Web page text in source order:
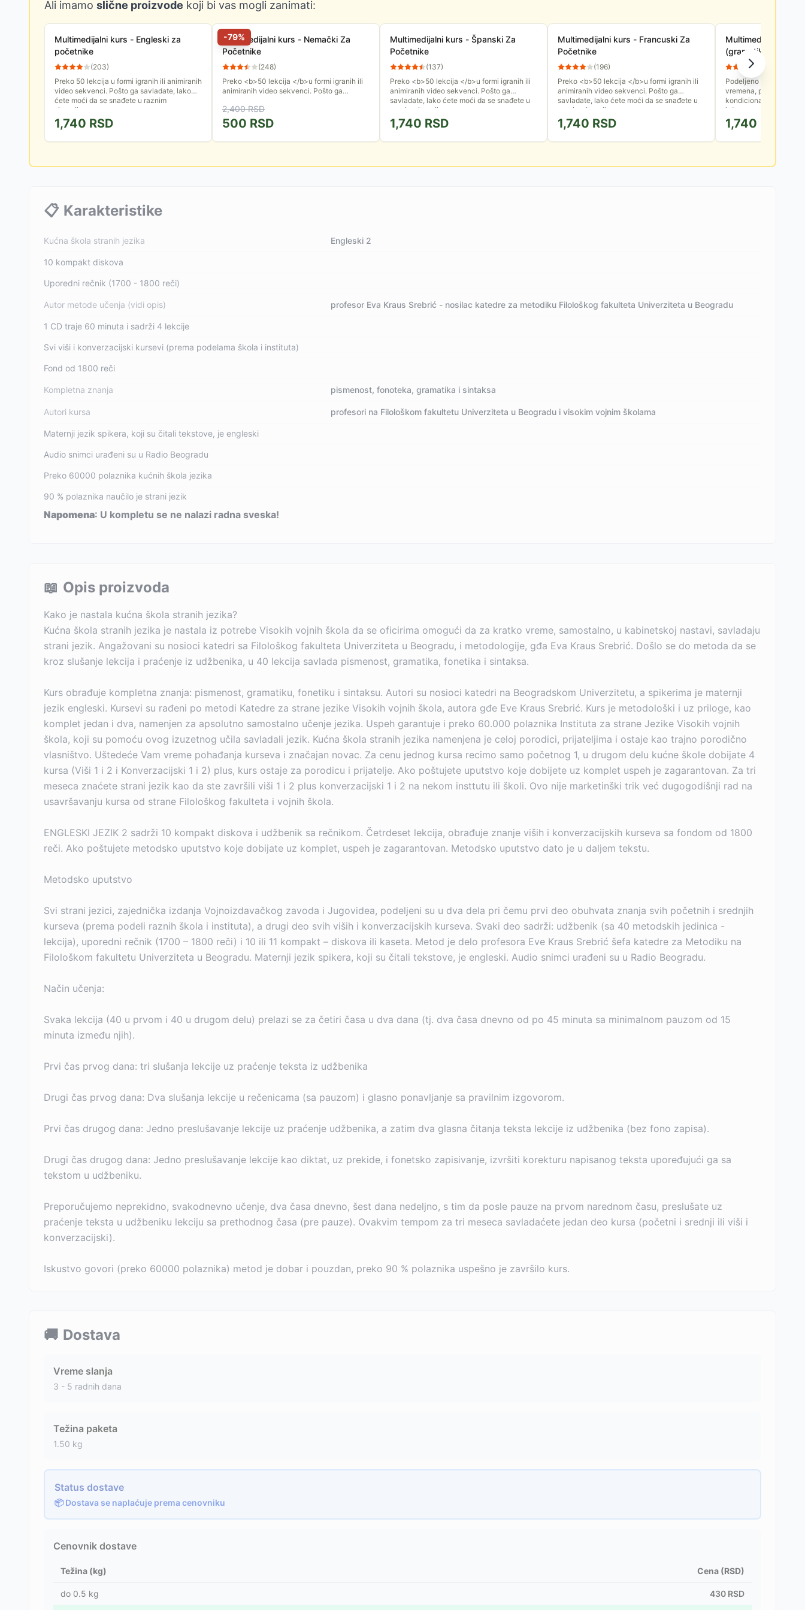
Ali imamo slične proizvode koji bi vas mogli zanimati:
Multimedijalni kurs - Engleski za
početnike
(203)
Preko 50 lekcija u formi igranih ili animiranih
video sekvenci. Pošto ga savladate, lako
ćete moći da se snađete u raznim
situacijama ...
1,740 RSD
-79%
Multimedijalni kurs - Nemački Za
Početnike
(248)
Preko <b>50 lekcija </b>u formi igranih ili
animiranih video sekvenci. Pošto ga
raznim situacijama ...
2,400RSD
500 RSD
Multimedijalni kurs - Španski Za
Početnike
(137)
Preko <b>50 lekcija </b>u formi igranih ili
animiranih video sekvenci. Pošto ga
savladate, lako ćete moći da se snađete u
raznim situacijama ...
1,740 RSD
Multimedijalni kurs - Francuski Za
Početnike
(196)
Preko <b>50 lekcija </b>u formi igranih ili
animiranih video sekvenci. Pošto ga
savladate, lako ćete moći da se snađete u
raznim situacijama ...
1,740 RSD
Multimedijalni kurs
(gramatika
229
Podeljeno na 28
vremena, primenu
kondicionala, imenica,
itd...
1,740
📋 Karakteristike
Kućna škola stranih jezika Engleski 2
10 kompakt diskova
Uporedni rečnik (1700 - 1800 reči)
Autor metode učenja (vidi opis) profesor Eva Kraus Srebrić - nosilac katedre za metodiku Filološkog fakulteta Univerziteta u Beogradu
1 CD traje 60 minuta i sadrži 4 lekcije
Svi viši i konverzacijski kursevi (prema podelama škola i instituta)
Fond od 1800 reči
Kompletna znanja pismenost, fonoteka, gramatika i sintaksa
Autori kursa profesori na Filološkom fakultetu Univerziteta u Beogradu i visokim vojnim školama
Maternji jezik spikera, koji su čitali tekstove, je engleski
Audio snimci urađeni su u Radio Beogradu
Preko 60000 polaznika kućnih škola jezika
90 % polaznika naučilo je strani jezik
Napomena: U kompletu se ne nalazi radna sveska!
📖 Opis proizvoda
Kako je nastala kućna škola stranih jezika?
Kućna škola stranih jezika je nastala iz potrebe Visokih vojnih škola da se oficirima omogući da za kratko vreme, samostalno, u kabinetskoj nastavi, savladaju
strani jezik. Angažovani su nosioci katedri sa Filološkog fakulteta Univerziteta u Beogradu, i metodologije, gđa Eva Kraus Srebrić. Došlo se do metoda da se
kroz slušanje lekcija i praćenje iz udžbenika, u 40 lekcija savlada pismenost, gramatika, fonetika i sintaksa.
Kurs obrađuje kompletna znanja: pismenost, gramatiku, fonetiku i sintaksu. Autori su nosioci katedri na Beogradskom Univerzitetu, a spikerima je maternji
jezik engleski. Kursevi su rađeni po metodi Katedre za strane jezike Visokih vojnih škola, autora gđe Eve Kraus Srebrić. Kurs je metodološki i uz priloge, kao
komplet jedan i dva, namenjen za apsolutno samostalno učenje jezika. Uspeh garantuje i preko 60.000 polaznika Instituta za strane Jezike Visokih vojnih
škola, koji su pomoću ovog izuzetnog učila savladali jezik. Kućna škola stranih jezika namenjena je celoj porodici, prijateljima i ostaje kao trajno porodično
vlasništvo. Uštedeće Vam vreme pohađanja kurseva i značajan novac. Za cenu jednog kursa recimo samo početnog 1, u drugom delu kućne škole dobijate 4
kursa (Viši 1 i 2 i Konverzacijski 1 i 2) plus, kurs ostaje za porodicu i prijatelje. Ako poštujete uputstvo koje dobijete uz komplet uspeh je zagarantovan. Za tri
meseca znaćete strani jezik kao da ste završili viši 1 i 2 plus konverzacijski 1 i 2 na nekom insttutu ili školi. Ovo nije marketinški trik već dugogodišnji rad na
usavršavanju kursa od strane Filološkog fakulteta i vojnih škola.
ENGLESKI JEZIK 2 sadrži 10 kompakt diskova i udžbenik sa rečnikom. Četrdeset lekcija, obrađuje znanje viših i konverzacijskih kurseva sa fondom od 1800
reči. Ako poštujete metodsko uputstvo koje dobijate uz komplet, uspeh je zagarantovan. Metodsko uputstvo dato je u daljem tekstu.
Metodsko uputstvo
Svi strani jezici, zajednička izdanja Vojnoizdavačkog zavoda i Jugovidea, podeljeni su u dva dela pri čemu prvi deo obuhvata znanja svih početnih i srednjih
kurseva (prema podeli raznih škola i instituta), a drugi deo svih viših i konverzacijskih kurseva. Svaki deo sadrži: udžbenik (sa 40 metodskih jedinica -
lekcija), uporedni rečnik (1700 – 1800 reči) i 10 ili 11 kompakt – diskova ili kaseta. Metod je delo profesora Eve Kraus Srebrić šefa katedre za Metodiku na
Filološkom fakultetu Univerziteta u Beogradu. Maternji jezik spikera, koji su čitali tekstove, je engleski. Audio snimci urađeni su u Radio Beogradu.
Način učenja:
Svaka lekcija (40 u prvom i 40 u drugom delu) prelazi se za četiri časa u dva dana (tj. dva časa dnevno od po 45 minuta sa minimalnom pauzom od 15
minuta između njih).
Prvi čas prvog dana: tri slušanja lekcije uz praćenje teksta iz udžbenika
Drugi čas prvog dana: Dva slušanja lekcije u rečenicama (sa pauzom) i glasno ponavljanje sa pravilnim izgovorom.
Prvi čas drugog dana: Jedno preslušavanje lekcije uz praćenje udžbenika, a zatim dva glasna čitanja teksta lekcije iz udžbenika (bez fono zapisa).
Drugi čas drugog dana: Jedno preslušavanje lekcije kao diktat, uz prekide, i fonetsko zapisivanje, izvršiti korekturu napisanog teksta upoređujući ga sa
tekstom u udžbeniku.
Preporučujemo neprekidno, svakodnevno učenje, dva časa dnevno, šest dana nedeljno, s tim da posle pauze na prvom narednom času, preslušate uz
praćenje teksta u udžbeniku lekciju sa prethodnog časa (pre pauze). Ovakvim tempom za tri meseca savladaćete jedan deo kursa (početni i srednji ili viši i
konverzacijski).
Iskustvo govori (preko 60000 polaznika) metod je dobar i pouzdan, preko 90 % polaznika uspešno je završilo kurs.
🚚 Dostava
Vreme slanja
3 - 5 radnih dana
Težina paketa
1.50 kg
Status dostave
📦 Dostava se naplaćuje prema cenovniku
Cenovnik dostave
Težina (kg) Cena (RSD)
do 0.5 kg 430 RSD